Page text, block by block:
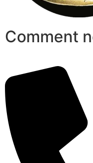
Comment